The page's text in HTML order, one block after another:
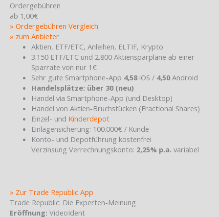
Ordergebühren
ab 1,00€
» Ordergebühren Vergleich
» zum Anbieter
Aktien, ETF/ETC, Anleihen, ELTIF, Krypto
3.150 ETF/ETC und 2.800 Aktiensparpläne ab einer
Sparrate von nur 1€
Sehr gute Smartphone-App 4,58iOS / 4,50Android
Handelsplätze: über 30 (neu)
Handel via Smartphone-App (und Desktop)
Handel von Aktien-Bruchstücken (Fractional Shares)
Einzel- und Kinderdepot
Einlagensicherung: 100.000€ / Kunde
Konto- und Depotführung kostenfrei
Verzinsung Verrechnungskonto: 2,25% p.a. variabel
» Zur Trade Republic App
Trade Republic: Die Experten-Meinung
Eröffnung: VideoIdent